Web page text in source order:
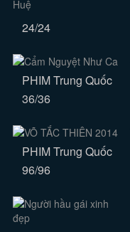
24/24
PHIM Trung Quốc
36/36
PHIM Trung Quốc
96/96